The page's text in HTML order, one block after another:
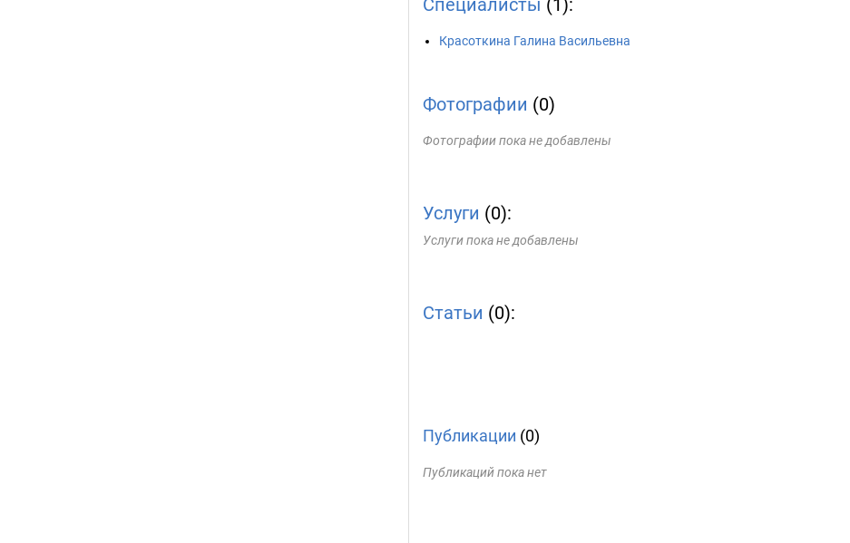
Специалисты (1):
Красоткина Галина Васильевна
Фотографии (0)
Фотографии пока не добавлены
Услуги (0):
Услуги пока не добавлены
Статьи (0):
Публикации (0)
Публикаций пока нет